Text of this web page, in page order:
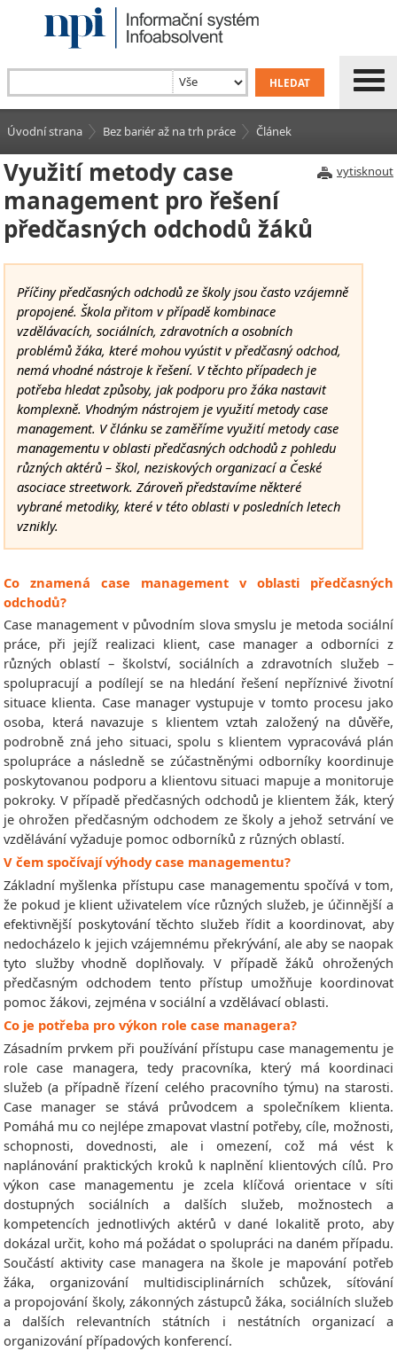
Úvodní strana Bez bariér až na trh práce Článek
vytisknout
Využití metody case
management pro řešení
předčasných odchodů žáků
Příčiny předčasných odchodů ze školy jsou často vzájemně
propojené. Škola přitom v případě kombinace
vzdělávacích, sociálních, zdravotních a osobních
problémů žáka, které mohou vyústit v předčasný odchod,
nemá vhodné nástroje k řešení. V těchto případech je
potřeba hledat způsoby, jak podporu pro žáka nastavit
komplexně. Vhodným nástrojem je využití metody case
management. V článku se zaměříme využití metody case
managementu v oblasti předčasných odchodů z pohledu
různých aktérů – škol, neziskových organizací a České
asociace streetwork. Zároveň představíme některé
vybrané metodiky, které v této oblasti v posledních letech
vznikly.
Co znamená case management v oblasti předčasných
odchodů?
Case management v původním slova smyslu je metoda sociální
práce, při jejíž realizaci klient, case manager a odborníci z
různých oblastí – školství, sociálních a zdravotních služeb –
spolupracují a podílejí se na hledání řešení nepříznivé životní
situace klienta. Case manager vystupuje v tomto procesu jako
osoba, která navazuje s klientem vztah založený na důvěře,
podrobně zná jeho situaci, spolu s klientem vypracovává plán
spolupráce a následně se zúčastněnými odborníky koordinuje
poskytovanou podporu a klientovu situaci mapuje a monitoruje
pokroky. V případě předčasných odchodů je klientem žák, který
je ohrožen předčasným odchodem ze školy a jehož setrvání ve
vzdělávání vyžaduje pomoc odborníků z různých oblastí.
V čem spočívají výhody case managementu?
Základní myšlenka přístupu case managementu spočívá v tom,
že pokud je klient uživatelem více různých služeb, je účinnější a
efektivnější poskytování těchto služeb řídit a koordinovat, aby
nedocházelo k jejich vzájemnému překrývání, ale aby se naopak
tyto služby vhodně doplňovaly. V případě žáků ohrožených
předčasným odchodem tento přístup umožňuje koordinovat
pomoc žákovi, zejména v sociální a vzdělávací oblasti.
Co je potřeba pro výkon role case managera?
Zásadním prvkem při používání přístupu case managementu je
role case managera, tedy pracovníka, který má koordinaci
služeb (a případně řízení celého pracovního týmu) na starosti.
Case manager se stává průvodcem a společníkem klienta.
Pomáhá mu co nejlépe zmapovat vlastní potřeby, cíle, možnosti,
schopnosti, dovednosti, ale i omezení, což má vést k
naplánování praktických kroků k naplnění klientových cílů. Pro
výkon case managementu je zcela klíčová orientace v síti
dostupných sociálních a dalších služeb, možnostech a
kompetencích jednotlivých aktérů v dané lokalitě proto, aby
dokázal určit, koho má požádat o spolupráci na daném případu.
Součástí aktivity case managera na škole je mapování potřeb
žáka, organizování multidisciplinárních schůzek, síťování
a propojování školy, zákonných zástupců žáka, sociálních služeb
a dalších relevantních státních i nestátních organizací a
organizování případových konferencí.